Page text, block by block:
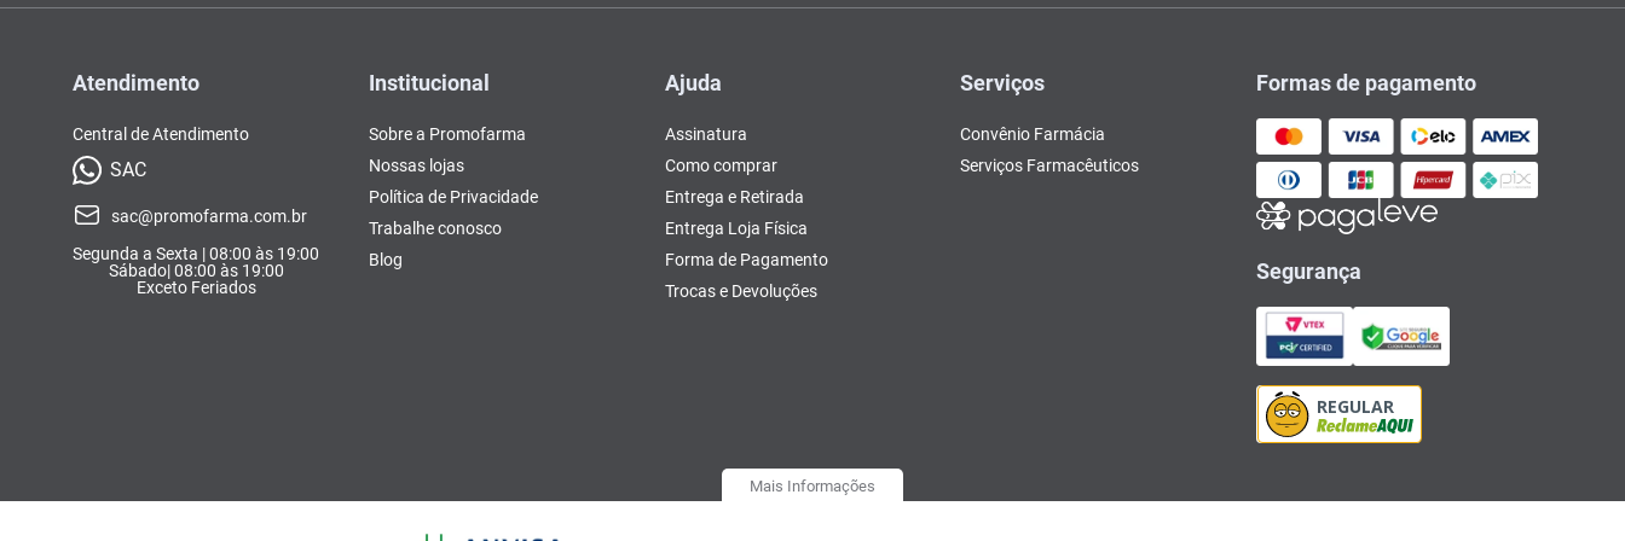
Atendimento
Central de Atendimento
SAC
sac@promofarma.com.br
Segunda a Sexta | 08:00 às 19:00
Sábado| 08:00 às 19:00
Exceto Feriados
Institucional
Sobre a Promofarma
Nossas lojas
Política de Privacidade
Trabalhe conosco
Blog
Ajuda
Assinatura
Como comprar
Entrega e Retirada
Entrega Loja Física
Forma de Pagamento
Trocas e Devoluções
Serviços
Convênio Farmácia
Serviços Farmacêuticos
Formas de pagamento
Segurança
Mais Informações